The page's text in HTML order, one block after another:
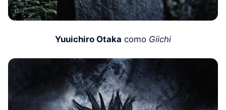
Yuuichiro Otaka como Giichi